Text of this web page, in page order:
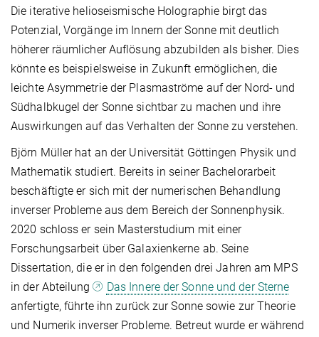
Die iterative helioseismische Holographie birgt das
Potenzial, Vorgänge im Innern der Sonne mit deutlich
höherer räumlicher Auflösung abzubilden als bisher. Dies
könnte es beispielsweise in Zukunft ermöglichen, die
leichte Asymmetrie der Plasmaströme auf der Nord- und
Südhalbkugel der Sonne sichtbar zu machen und ihre
Auswirkungen auf das Verhalten der Sonne zu verstehen.
Björn Müller hat an der Universität Göttingen Physik und
Mathematik studiert. Bereits in seiner Bachelorarbeit
beschäftigte er sich mit der numerischen Behandlung
inverser Probleme aus dem Bereich der Sonnenphysik.
2020 schloss er sein Masterstudium mit einer
Forschungsarbeit über Galaxienkerne ab. Seine
Dissertation, die er in den folgenden drei Jahren am MPS
in der Abteilung
Das Innere der Sonne und der Sterne
anfertigte, führte ihn zurück zur Sonne sowie zur Theorie
und Numerik inverser Probleme. Betreut wurde er während